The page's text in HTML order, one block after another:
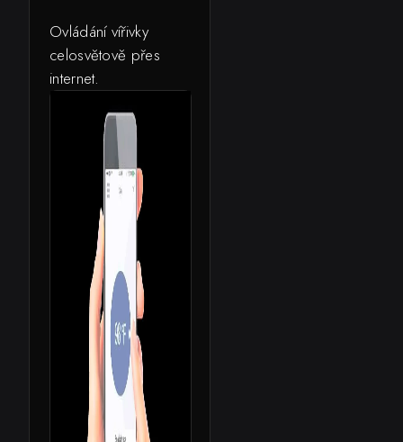
Ovládání vířivky
celosvětově přes
internet.